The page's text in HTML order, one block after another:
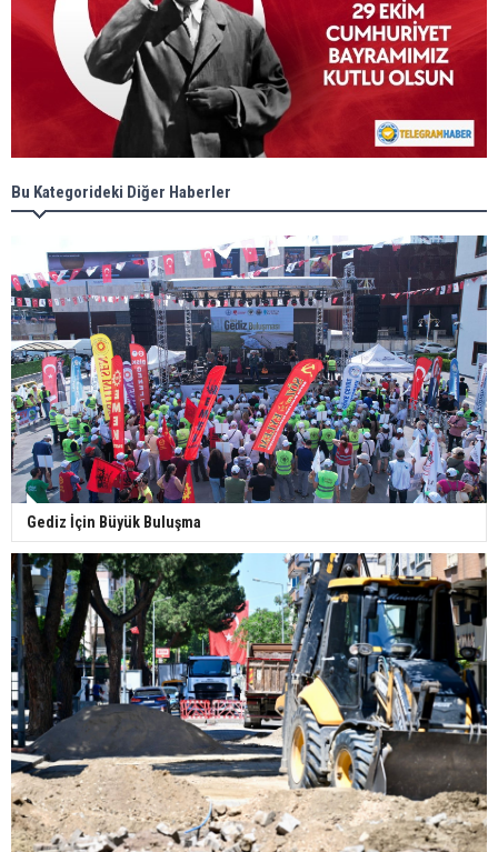
Bu Kategorideki Diğer Haberler
Gediz İçin Büyük Buluşma